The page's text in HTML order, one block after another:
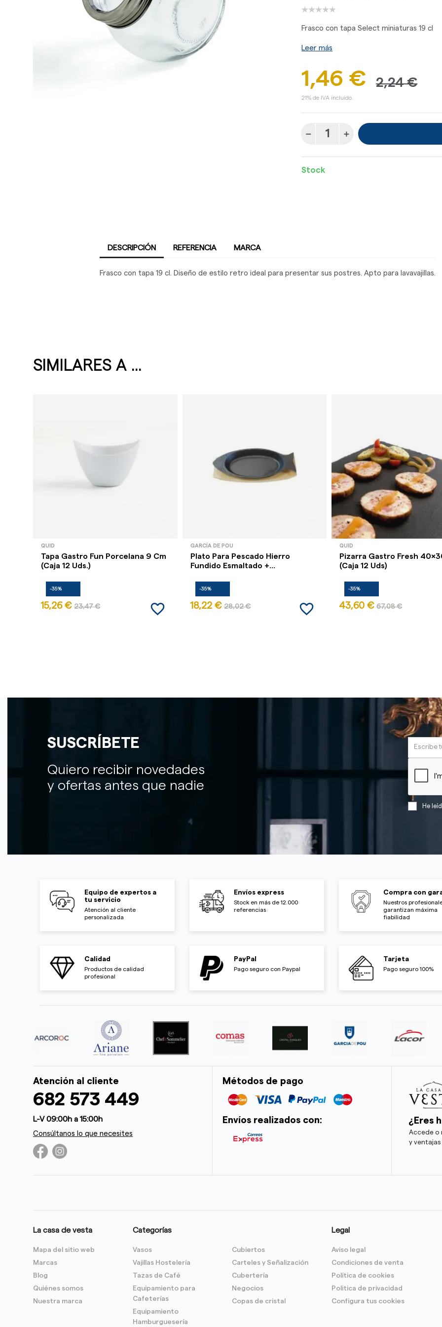
Frasco con tapa Select miniaturas 19 cl
Leer más
1,46 € 2,24 €
21% de IVA incluido.
Stock
DESCRIPCIÓN REFERENCIA MARCA
Frasco con tapa 19 cl. Diseño de estilo retro ideal para presentar sus postres. Apto para lavavajillas.
SIMILARES A ...
QUID
Tapa Gastro Fun Porcelana 9 Cm
(Caja 12 Uds.)
-35%
15,26 € 23,47 € favorite_border
GARCÍA DE POU
Plato Para Pescado Hierro
Fundido Esmaltado +...
-35%
18,22 € 28,02 € favorite_border
QUID
Pizarra Gastro Fresh
(Caja 12 Uds)
-35%
43,60 € 67,08 €
SUSCRÍBETE
Quiero recibir novedades
y ofertas antes que nadie
He
Equipo de expertos a
tu servicio
Atención al cliente
personalizada
Envíos express
Stock en más de 12.000
referencias
Compra con
Nuestros
garantizan máxima
fiabilidad
Calidad
Productos de calidad
profesional
PayPal
Pago seguro con Paypal
Tarjeta
Pago seguro 100%
Atención al cliente
682 573 449
L-V 09:00h a 15:00h
Consúltanos lo que necesites
Métodos de pago
Envíos realizados con: ¿Eres
Accede o
y
La casa de vesta
Mapa del sitio web
Marcas
Blog
Quiénes somos
Nuestra marca
Categorías
Vasos
Vajillas Hostelería
Tazas de Café
Equipamiento para
Cafeterías
Equipamiento
Hamburguesería
Cubiertos
Carteles y Señalización
Cubertería
Negocios
Copas de cristal
Legal
Aviso legal
Condiciones de venta
Política de cookies
Politica de privacidad
Configura tus cookies